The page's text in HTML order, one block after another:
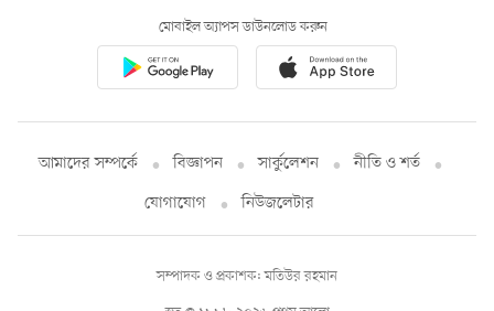
মোবাইল অ্যাপস ডাউনলোড করুন
আমাদের সম্পর্কে বিজ্ঞাপন সার্কুলেশন
নীতি ও শর্ত
যোগাযোগ
নিউজলেটার
সম্পাদক ও প্রকাশক: মতিউর রহমান